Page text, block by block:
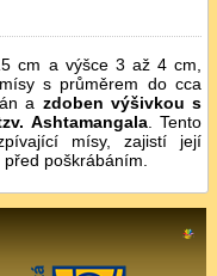
cm a výšce 3 až 4 cm,
s průměrem do cca
a zdoben výšivkou s
Ashtamangala. Tento
mísy, zajistí její
poškrábáním.